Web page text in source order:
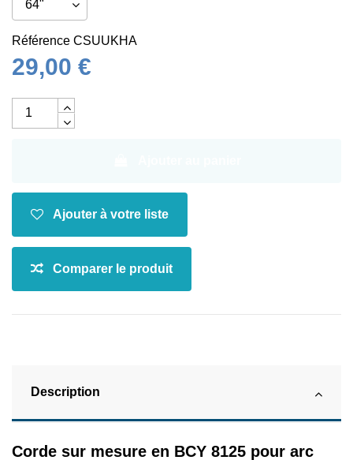
Référence CSUUKHA
29,00 €
Description
Corde sur mesure en BCY 8125 pour arc